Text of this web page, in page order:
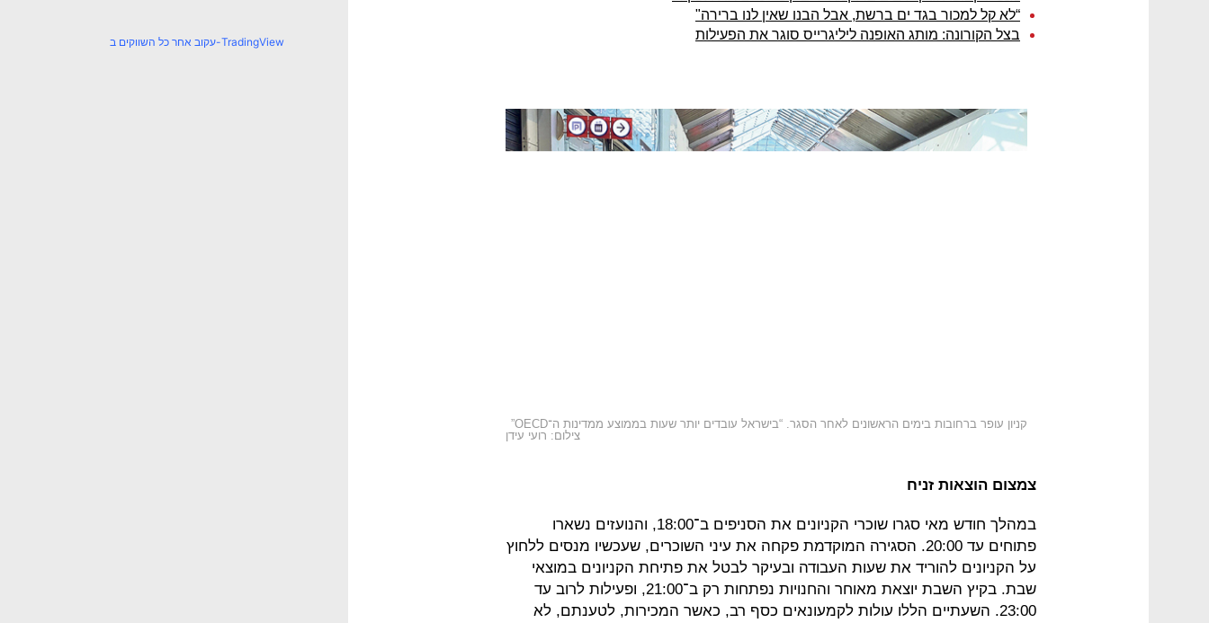
“לא קל למכור בגד ים ברשת, אבל הבנו שאין לנו ברירה"
בצל הקורונה: מותג האופנה ליליגרייס סוגר את הפעילות
קניון עופר ברחובות בימים הראשונים לאחר הסגר. “בישראל עובדים יותר שעות בממוצע ממדינות ה־OECD”
צילום: רועי עידן
צמצום הוצאות זניח
במהלך חודש מאי סגרו שוכרי הקניונים את הסניפים ב־18:00, והנועזים נשארו
פתוחים עד 20:00. הסגירה המוקדמת פקחה את עיני השוכרים, שעכשיו מנסים ללחוץ
על הקניונים להוריד את שעות העבודה ובעיקר לבטל את פתיחת הקניונים במוצאי
שבת. בקיץ השבת יוצאת מאוחר והחנויות נפתחות רק ב־21:00, ופעילות לרוב עד
23:00. השעתיים הללו עולות לקמעונאים כסף רב, כאשר המכירות, לטענתם, לא
עקוב אחר כל השווקים ב-TradingView